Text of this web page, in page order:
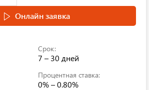
Онлайн заявка
Срок:
7 – 30 дней
Процентная ставка:
0% – 0.80%